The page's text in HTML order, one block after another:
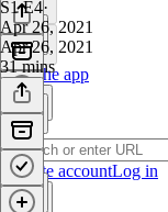
Get the app
Create accountLog in
S1 E4·
Apr 26, 2021
Apr 26, 2021
31 mins